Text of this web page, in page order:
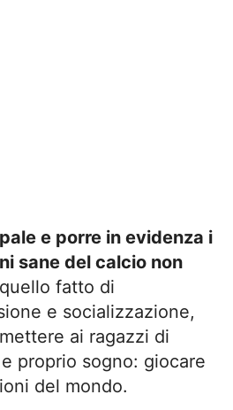
e porre in evidenza i
sane del calcio non
fatto di
e socializzazione,
ai ragazzi di
proprio sogno: giocare
del mondo.